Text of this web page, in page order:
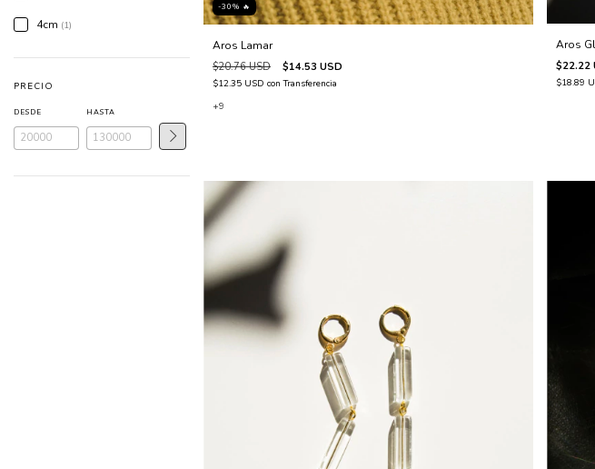
4cm (1)
PRECIO
DESDE HASTA
-30% 🔥
Aros Lamar
$20.76 USD $14.53 USD
$12.35 USD con Transferencia
+9
Aros
$22.22
$18.89